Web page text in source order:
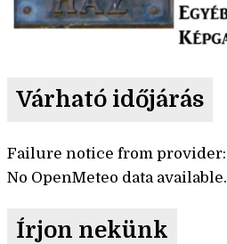
Várható időjárás
Failure notice from provider:
No OpenMeteo data available.
Írjon nekünk